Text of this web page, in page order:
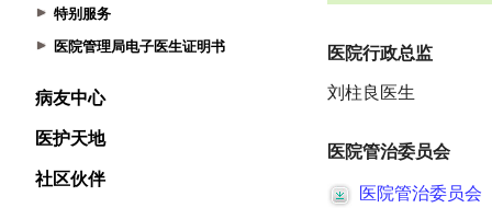
特别服务
医院管理局电子医生证明书
病友中心
医护天地
社区伙伴